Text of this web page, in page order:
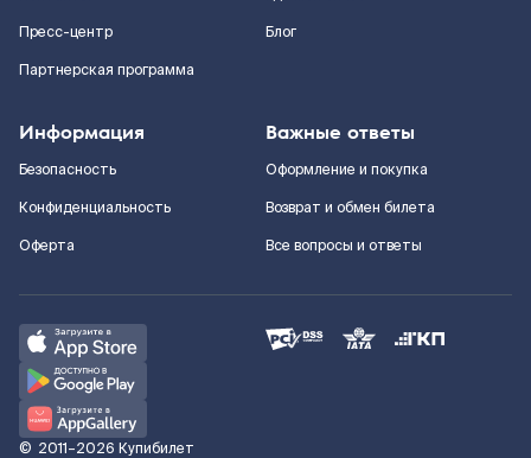
Пресс-центр
Партнерская программа
Блог
Информация
Безопасность
Конфиденциальность
Оферта
Важные ответы
Оформление и покупка
Возврат и обмен билета
Все вопросы и ответы
© 2011–2026 Купибилет